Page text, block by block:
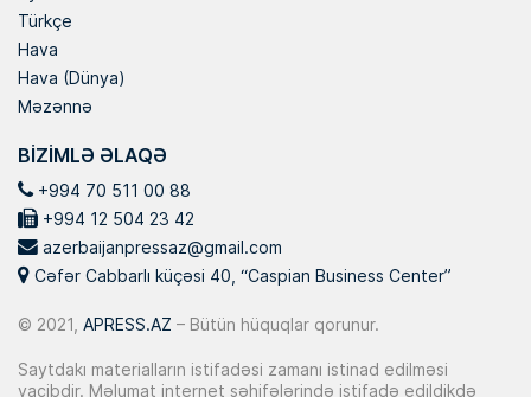
Türkçe
Hava
Hava (Dünya)
Məzənnə
BIZIMLƏ ƏLAQƏ
+994 70 511 00 88
+994 12 504 23 42
azerbaijanpressaz@gmail.com
Cəfər Cabbarlı küçəsi 40, “Caspian Business Center”
© 2021, APRESS.AZ – Bütün hüquqlar qorunur.
Saytdakı materialların istifadəsi zamanı istinad edilməsi
vacibdir. Məlumat internet səhifələrində istifadə edildikdə